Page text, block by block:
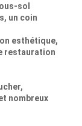
sol
un coin
esthétique,
restauration
nombreux